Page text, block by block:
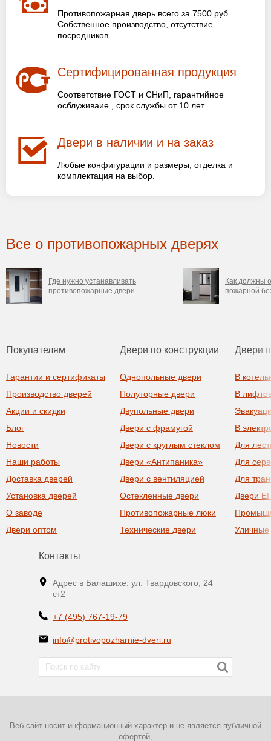
Противопожарная дверь всего за 7500 руб.
Собственное производство, отсутствие
посредников.
Сертифицированная продукция
Соответствие ГОСТ и СНиП, гарантийное
осблуживаие , срок службы от 10 лет.
Двери в наличии и на заказ
Любые конфигурации и размеры, отделка и
комплектация на выбор.
Все о противопожарных дверях
Где нужно устанавливать
противопожарные двери
Как должны
пожарной
Покупателям
Гарантии и сертификаты
Производство дверей
Акции и скидки
Блог
Новости
Наши работы
Доставка дверей
Установка дверей
О заводе
Двери оптом
Двери по конструкции
Однопольные двери
Полуторные двери
Двупольные двери
Двери с фрамугой
Двери с круглым стеклом
Двери «Антипаника»
Двери с вентиляцией
Остекленные двери
Противопожарные люки
Технические двери
Двери
В
В
В
Для
Для
Для
Двери
Уличные
Контакты
Адрес в Балашихе: ул. Твардовского, 24
ст2
+7 (495) 767-19-79
info@protivopozharnie-dveri.ru
Веб-сайт носит информационный характер и не является публичной
офертой,